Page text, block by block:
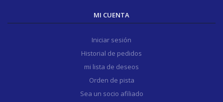
MI CUENTA
Iniciar sesión
Historial de pedidos
mi lista de deseos
Orden de pista
Sea un socio afiliado